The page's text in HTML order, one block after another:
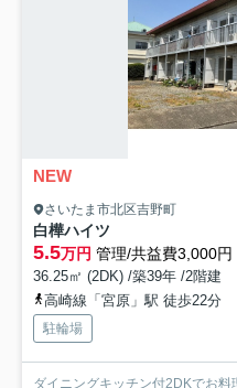
NEW
さいたま市北区吉野町
白樺ハイツ
5.5万円 管理/共益費3,000円
36.25㎡ (2DK) /築39年 /2階建
高崎線「宮原」駅 徒歩22分
駐輪場
ダイニングキッチン付2DKでお